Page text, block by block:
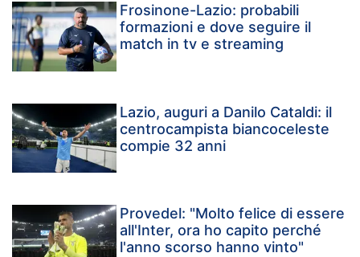
Frosinone-Lazio: probabili
formazioni e dove seguire il
match in tv e streaming
Lazio, auguri a Danilo Cataldi: il
centrocampista biancoceleste
compie 32 anni
Provedel: "Molto felice di essere
all'Inter, ora ho capito perché
l'anno scorso hanno vinto"